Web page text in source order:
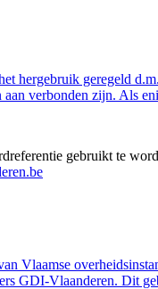
hergebruik geregeld
verbonden zijn. Als
gebruikt te
Vlaamse
GDI-Vlaanderen. Dit